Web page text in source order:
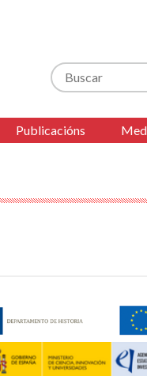
Buscar
Publicacións